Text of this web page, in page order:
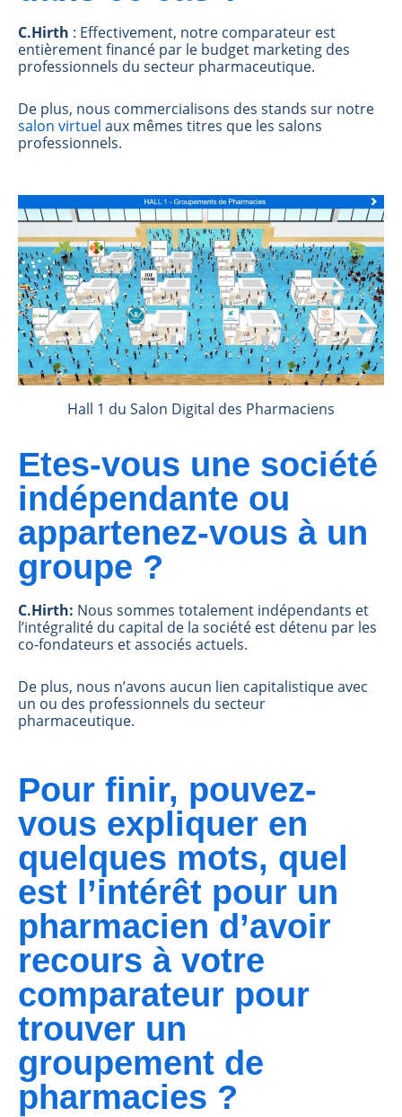
C.Hirth : Effectivement, notre comparateur est
entièrement financé par le budget marketing des
professionnels du secteur pharmaceutique.
De plus, nous commercialisons des stands sur notre
salon virtuel aux mêmes titres que les salons
professionnels.
Hall 1 du Salon Digital des Pharmaciens
Etes-vous une société
indépendante ou
appartenez-vous à un
groupe ?
C.Hirth: Nous sommes totalement indépendants et
l’intégralité du capital de la société est détenu par les
co-fondateurs et associés actuels.
De plus, nous n’avons aucun lien capitalistique avec
un ou des professionnels du secteur
pharmaceutique.
Pour finir, pouvez-
vous expliquer en
quelques mots, quel
est l’intérêt pour un
pharmacien d’avoir
recours à votre
comparateur pour
trouver un
groupement de
pharmacies ?